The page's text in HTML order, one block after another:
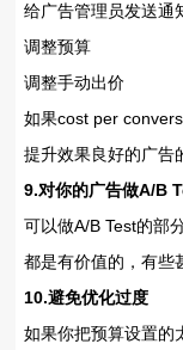
给广告管理员发送通
调整预算
调整手动出价
如果cost per
提升效果良好的广告
9.对你的广告做A/B
可以做A/B Test的部
都是有价值的，有些
10.避免优化过度
如果你把预算设置的